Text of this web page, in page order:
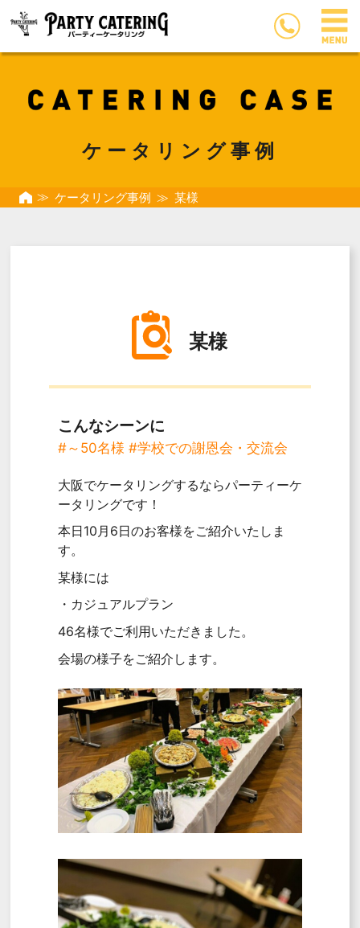
ケータリング事例
ケータリング事例 某様
某様
こんなシーンに
#～50名様 #学校での謝恩会・交流会
大阪でケータリングするならパーティーケ
ータリングです！
本日10月6日のお客様をご紹介いたしま
す。
某様には
・カジュアルプラン
46名様でご利用いただきました。
会場の様子をご紹介します。